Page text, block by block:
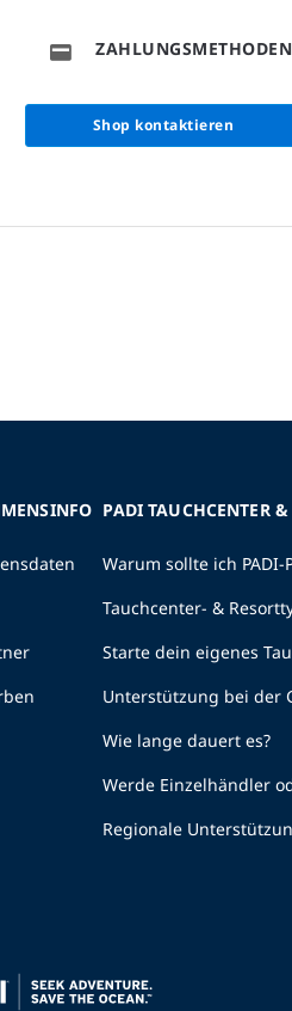
ZAHLUNGSMETHODEN
Shop kontaktieren
PADI TAUCHCENTER &
Warum sollte ich
Tauchcenter- &
Starte dein eigenes
Unterstützung bei der
Wie lange dauert es?
Werde Einzelhändler
Regionale